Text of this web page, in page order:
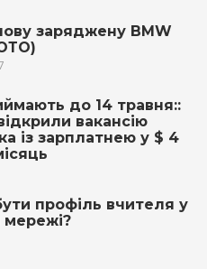
заряджену BMW
до 14 травня::
вакансію
із зарплатнею у $ 4
профіль вчителя у
мережі?